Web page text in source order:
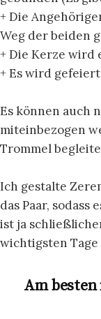
+ Die
Weg der beiden
+ Die Kerze wird
+ Es wird gefeiert
Es können auch
miteinbezogen
Trommel
Ich gestalte
das Paar, sodass
ist ja
wichtigsten Tage
Am